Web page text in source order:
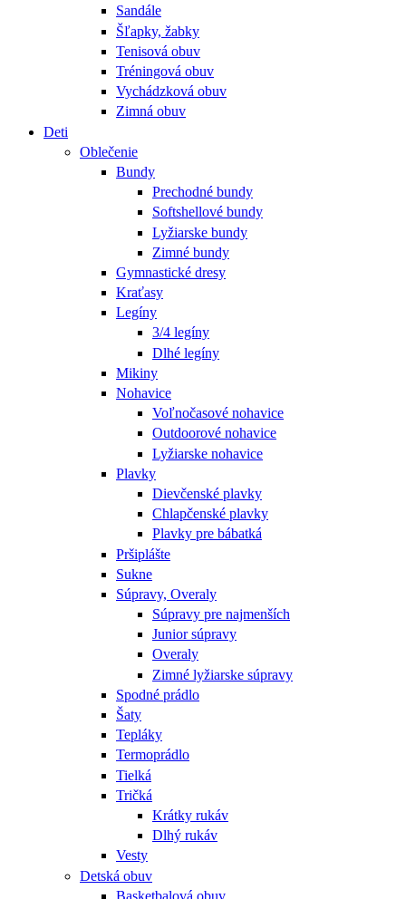
Sandále
Šľapky, žabky
Tenisová obuv
Tréningová obuv
Vychádzková obuv
Zimná obuv
Deti
Oblečenie
Bundy
Prechodné bundy
Softshellové bundy
Lyžiarske bundy
Zimné bundy
Gymnastické dresy
Kraťasy
Legíny
3/4 legíny
Dlhé legíny
Mikiny
Nohavice
Voľnočasové nohavice
Outdoorové nohavice
Lyžiarske nohavice
Plavky
Dievčenské plavky
Chlapčenské plavky
Plavky pre bábatká
Pršiplášte
Sukne
Súpravy, Overaly
Súpravy pre najmenších
Junior súpravy
Overaly
Zimné lyžiarske súpravy
Spodné prádlo
Šaty
Tepláky
Termoprádlo
Tielká
Tričká
Krátky rukáv
Dlhý rukáv
Vesty
Detská obuv
Basketbalová obuv